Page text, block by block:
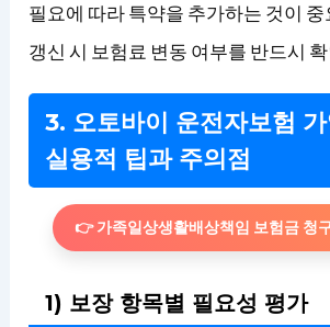
필요에 따라 특약을 추가하는 것이
갱신 시 보험료 변동 여부를 반드시
3. 오토바이 운전자보험 가
실용적 팁과 주의점
👉 가족일상생활배상책임 보험금 청
1) 보장 항목별 필요성 평가